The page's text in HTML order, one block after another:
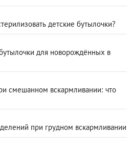
детские бутылочки?
для новорождённых в
смешанном вскармливании: что
при грудном вскармливании